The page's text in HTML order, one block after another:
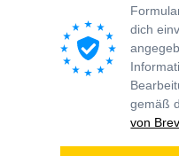
dich
gemäß
von